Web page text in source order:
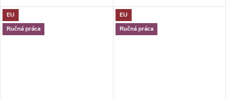
tvary, farby, vzory. Ideálne na
kávu, espresso, cappuccino,
lungo, čaj, kakao a iné.
ponuka kolekcií, tvarov, farieb a
funkcií. Objednávajte v našom
e-shope.
EU
Ručná práca
EU
Ručná práca